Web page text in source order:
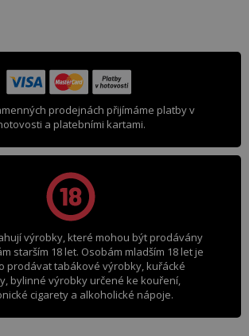
prodejnách přijímáme platby v
a platebními kartami.
výrobky, které mohou být prodávány
starším 18 let. Osobám mladším 18 let je
prodávat tabákové výrobky, kuřácké
bylinné výrobky určené ke kouření,
cigarety a alkoholické nápoje.